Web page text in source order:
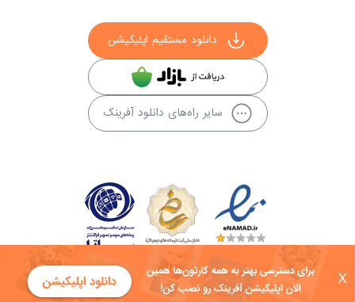
X
دانلود مستقیم اپلیکیشن
سایر راه‌های دانلود آفرینک